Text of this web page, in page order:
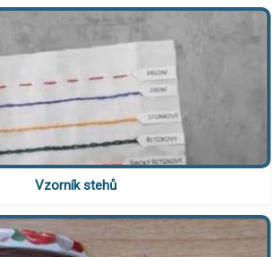
Vzorník stehů